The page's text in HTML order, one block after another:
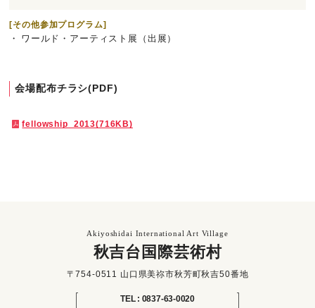
[その他参加プログラム]
ワールド・アーティスト展（出展）
会場配布チラシ(PDF)
fellowship_2013(716KB)
Akiyoshidai International Art Village
秋吉台国際芸術村
〒754-0511 山口県美祢市秋芳町秋吉50番地
TEL : 0837-63-0020